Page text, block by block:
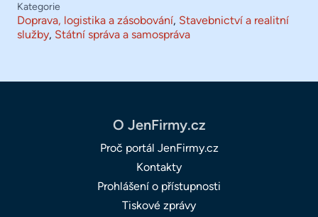
Kategorie
Doprava, logistika a zásobování, Stavebnictví a realitní
služby, Státní správa a samospráva
O JenFirmy.cz
Proč portál JenFirmy.cz
Kontakty
Prohlášení o přístupnosti
Tiskové zprávy